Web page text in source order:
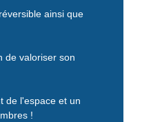
ainsi que
de valoriser son
de l'espace et un
!